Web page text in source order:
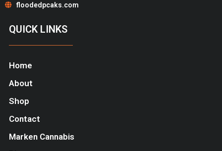
floodedpcaks.com
QUICK LINKS
Home
About
Shop
Contact
Marken Cannabis